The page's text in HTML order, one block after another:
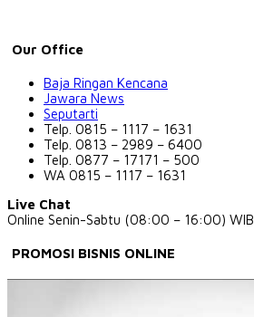
Our Office
Baja Ringan Kencana
Jawara News
Seputarti
Telp. 0815 – 1117 – 1631
Telp. 0813 – 2989 – 6400
Telp. 0877 – 17171 – 500
WA 0815 – 1117 – 1631
Live Chat
Online Senin-Sabtu (08:00 – 16:00) WIB
PROMOSI BISNIS ONLINE